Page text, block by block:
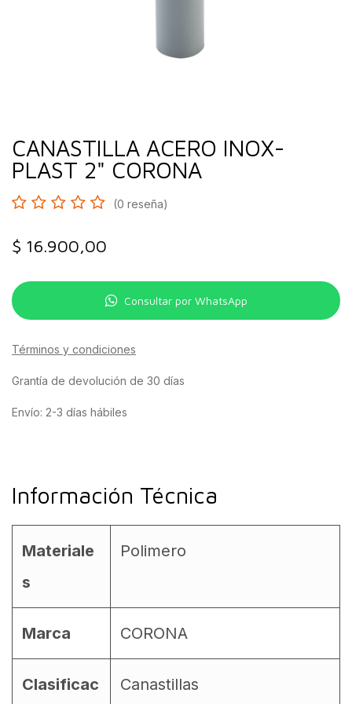
CANASTILLA ACERO INOX-
PLAST 2" CORONA
(0 reseña)
$ 16.900,00
Consultar por WhatsApp
Términos y condiciones
Grantía de devolución de 30 días
Envío: 2-3 días hábiles
Información Técnica
Materiale
s
Polimero
Marca CORONA
Clasificac Canastillas